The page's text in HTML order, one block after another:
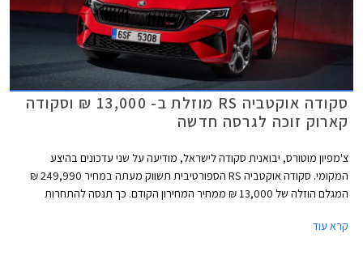
סקודה אוקטביה RS מוזלת ב- 13,000 ₪ וסקודה
קארוק זוכה לגרסה חדשה
צ'מפיון מוטורס, יבואנית סקודה לישראל, מודיעה על שני עדכונים בהיצע
המקומי. סקודה אוקטביה RS הספורטיבית תשווק מעתה במחיר 249,990 ₪
המגלם הוזלה של 13,000 ₪ ממחיר המחירון הקודם. כך תנסה להתחרות
קרא עוד